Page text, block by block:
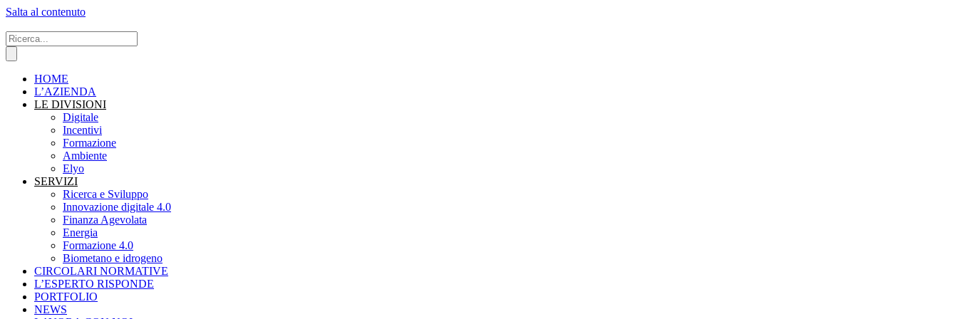
Salta al contenuto
HOME
L’AZIENDA
LE DIVISIONI
Digitale
Incentivi
Formazione
Ambiente
Elyo
SERVIZI
Ricerca e Sviluppo
Innovazione digitale 4.0
Finanza Agevolata
Energia
Formazione 4.0
Biometano e idrogeno
CIRCOLARI NORMATIVE
L’ESPERTO RISPONDE
PORTFOLIO
NEWS